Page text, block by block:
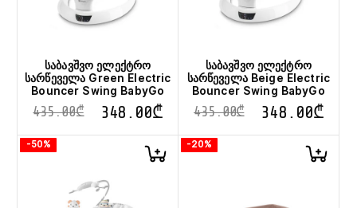
საბავშვო ელექტრო
სარწეველა Green Electric
Bouncer Swing BabyGo
435.00₾ 348.00₾
საბავშვო ელექტრო
სარწეველა Beige Electric
Bouncer Swing BabyGo
435.00₾ 348.00₾
-50% -20%